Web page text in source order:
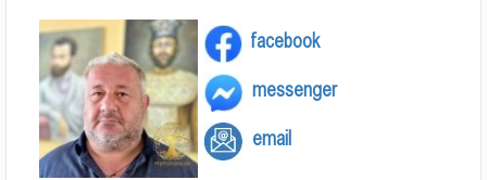
facebook
messenger
email